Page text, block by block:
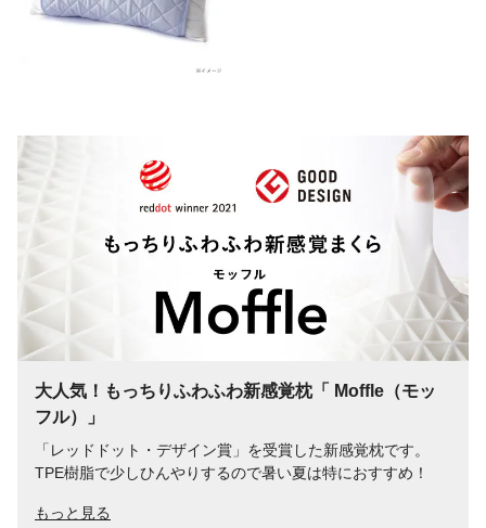
大人気！もっちりふわふわ新感覚枕「 Moffle（モッ
フル）」
「レッドドット・デザイン賞」を受賞した新感覚枕です。
TPE樹脂で少しひんやりするので暑い夏は特におすすめ！
もっと見る